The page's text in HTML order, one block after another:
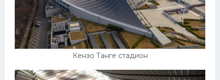
Кензо Танге стадион